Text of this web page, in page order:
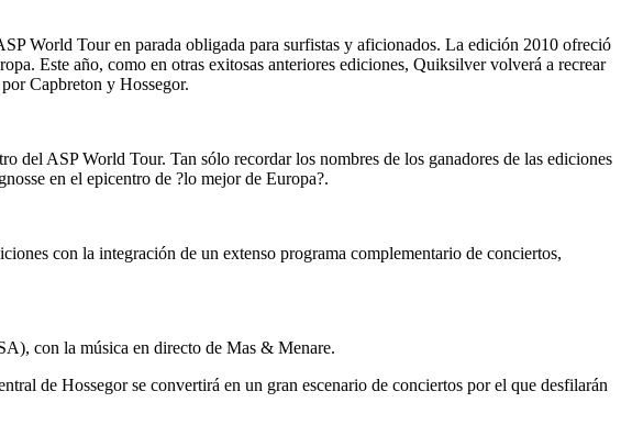
World Tour en parada obligada para surfistas y aficionados. La edición 2010 ofreció
Este año, como en otras exitosas anteriores ediciones, Quiksilver volverá a recrear
Capbreton y Hossegor.
del ASP World Tour. Tan sólo recordar los nombres de los ganadores de las ediciones
en el epicentro de ?lo mejor de Europa?.
con la integración de un extenso programa complementario de conciertos,
con la música en directo de Mas & Menare.
de Hossegor se convertirá en un gran escenario de conciertos por el que desfilarán